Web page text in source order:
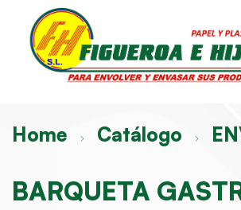
Home Catálogo
BARQUETA